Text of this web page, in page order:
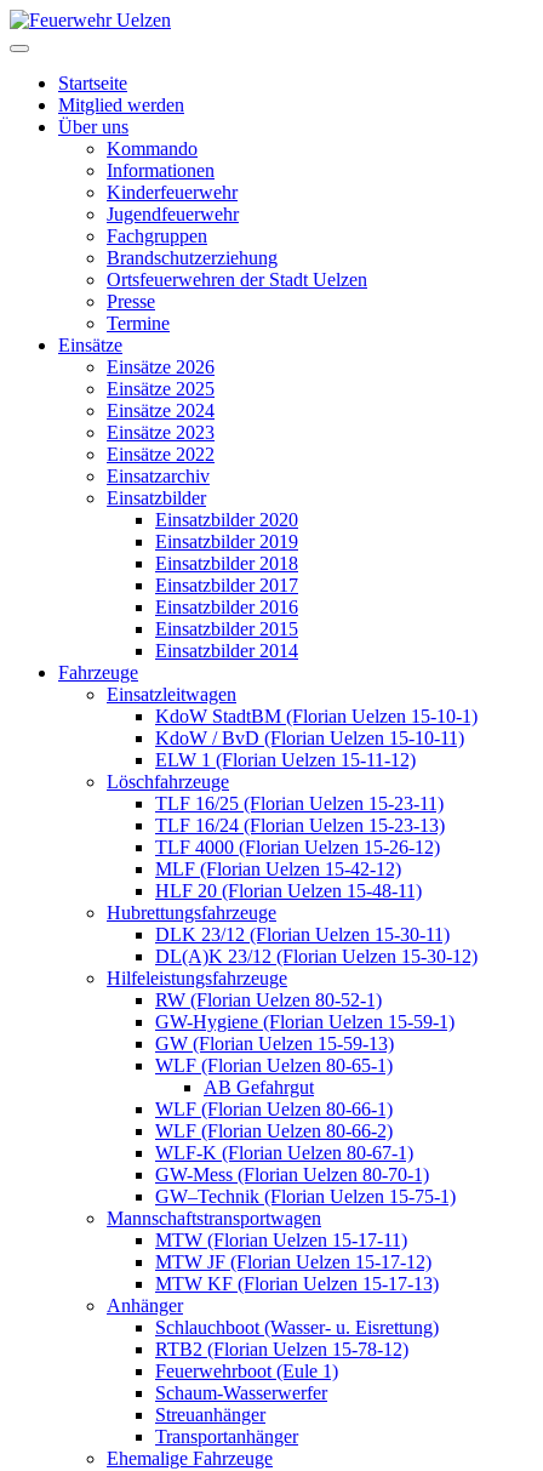
Startseite
Mitglied werden
Über uns
Kommando
Informationen
Kinderfeuerwehr
Jugendfeuerwehr
Fachgruppen
Brandschutzerziehung
Ortsfeuerwehren der Stadt Uelzen
Presse
Termine
Einsätze
Einsätze 2026
Einsätze 2025
Einsätze 2024
Einsätze 2023
Einsätze 2022
Einsatzarchiv
Einsatzbilder
Einsatzbilder 2020
Einsatzbilder 2019
Einsatzbilder 2018
Einsatzbilder 2017
Einsatzbilder 2016
Einsatzbilder 2015
Einsatzbilder 2014
Fahrzeuge
Einsatzleitwagen
KdoW StadtBM (Florian Uelzen 15-10-1)
KdoW / BvD (Florian Uelzen 15-10-11)
ELW 1 (Florian Uelzen 15-11-12)
Löschfahrzeuge
TLF 16/25 (Florian Uelzen 15-23-11)
TLF 16/24 (Florian Uelzen 15-23-13)
TLF 4000 (Florian Uelzen 15-26-12)
MLF (Florian Uelzen 15-42-12)
HLF 20 (Florian Uelzen 15-48-11)
Hubrettungsfahrzeuge
DLK 23/12 (Florian Uelzen 15-30-11)
DL(A)K 23/12 (Florian Uelzen 15-30-12)
Hilfeleistungsfahrzeuge
RW (Florian Uelzen 80-52-1)
GW-Hygiene (Florian Uelzen 15-59-1)
GW (Florian Uelzen 15-59-13)
WLF (Florian Uelzen 80-65-1)
AB Gefahrgut
WLF (Florian Uelzen 80-66-1)
WLF (Florian Uelzen 80-66-2)
WLF-K (Florian Uelzen 80-67-1)
GW-Mess (Florian Uelzen 80-70-1)
GW–Technik (Florian Uelzen 15-75-1)
Mannschaftstransportwagen
MTW (Florian Uelzen 15-17-11)
MTW JF (Florian Uelzen 15-17-12)
MTW KF (Florian Uelzen 15-17-13)
Anhänger
Schlauchboot (Wasser- u. Eisrettung)
RTB2 (Florian Uelzen 15-78-12)
Feuerwehrboot (Eule 1)
Schaum-Wasserwerfer
Streuanhänger
Transportanhänger
Ehemalige Fahrzeuge